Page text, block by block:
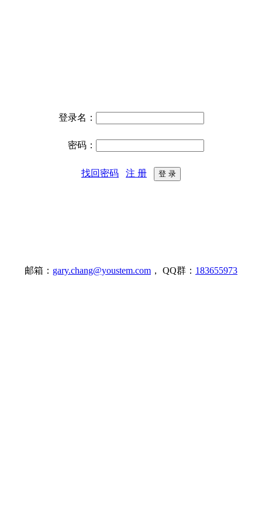
登录名：
密码：
找回密码 注 册
邮箱： gary.chang@youstem.com ， QQ群： 183655973